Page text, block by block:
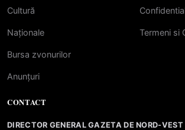
Cultură
Naționale
Bursa zvonurilor
Anunțuri
Termeni si
CONTACT
DIRECTOR GENERAL GAZETA DE NORD-